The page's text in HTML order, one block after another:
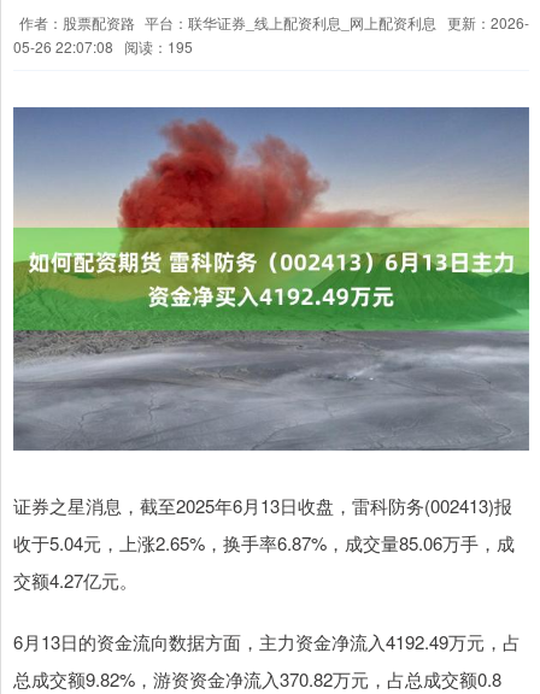
作者：股票配资路 平台：联华证券_线上配资利息_网上配资利息
更新：2026-
05-26 22:07:08
阅读：195
证券之星消息，截至2025年6月13日收盘，雷科防务(002413)报
收于5.04元，上涨2.65%，换手率6.87%，成交量85.06万手，成
交额4.27亿元。
6月13日的资金流向数据方面，主力资金净流入4192.49万元，占
总成交额9.82%，游资资金净流入370.82万元，占总成交额0.8